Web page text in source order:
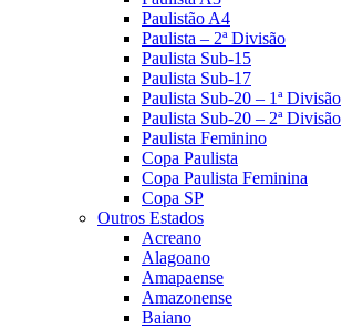
Paulistão A4
Paulista – 2ª Divisão
Paulista Sub-15
Paulista Sub-17
Paulista Sub-20 – 1ª Divisão
Paulista Sub-20 – 2ª Divisão
Paulista Feminino
Copa Paulista
Copa Paulista Feminina
Copa SP
Outros Estados
Acreano
Alagoano
Amapaense
Amazonense
Baiano